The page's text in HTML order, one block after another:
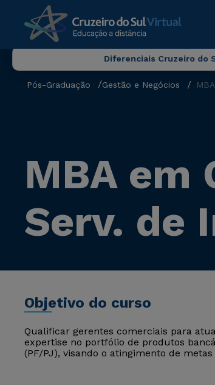
Diferenciais Cruzeiro do
Pós-Graduação Gestão e Negócios
MBA em
Serv. de
Objetivo do curso
Qualificar gerentes comerciais para
expertise no portfólio de produtos
(PF/PJ), visando o atingimento de